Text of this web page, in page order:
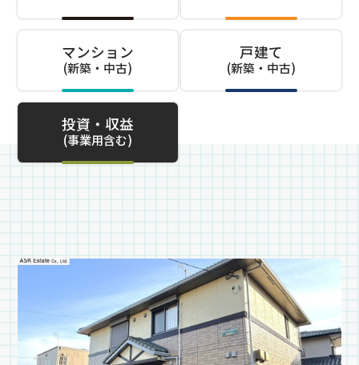
マンション
(新築・中古)
戸建て
(新築・中古)
投資・収益
(事業用含む)